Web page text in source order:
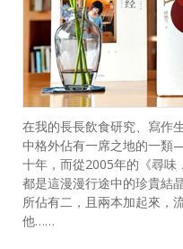
在我的長長飲食研究、寫作
中格外佔有一席之地的一
十年，而從2005年的《尋味
都是這漫漫行途中的珍貴結
所佔有二，且兩本加起來，
他……